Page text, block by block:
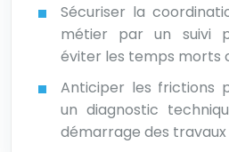
Sécuriser la
métier par un suivi
éviter les temps morts
Anticiper les frictions
un diagnostic
démarrage des travaux